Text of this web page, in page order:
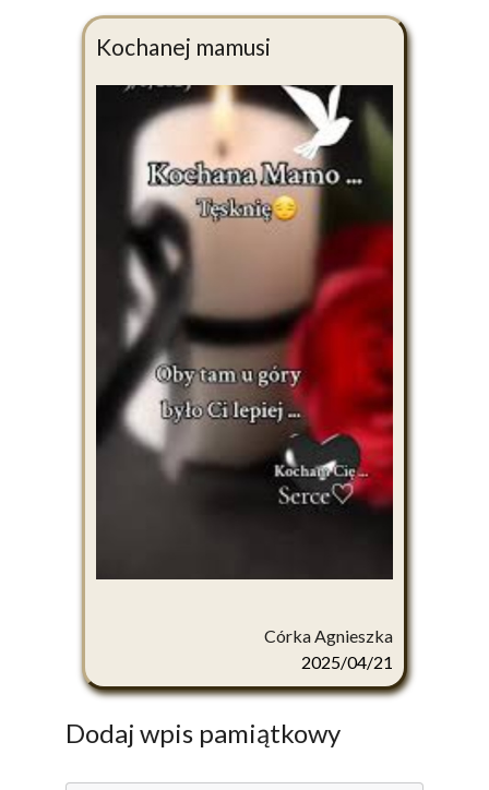
Kochanej mamusi
Córka Agnieszka
2025/04/21
Dodaj wpis pamiątkowy